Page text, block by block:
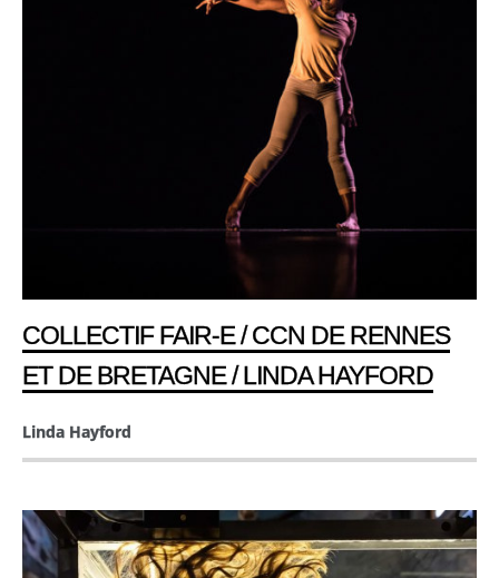
COLLECTIF FAIR-E / CCN DE RENNES
ET DE BRETAGNE / LINDA HAYFORD
Linda Hayford